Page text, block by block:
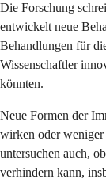
Die Forschung
entwickelt neue
Behandlungen für
Wissenschaftler
könnten.
Neue Formen der
wirken oder
untersuchen auch,
verhindern kann,